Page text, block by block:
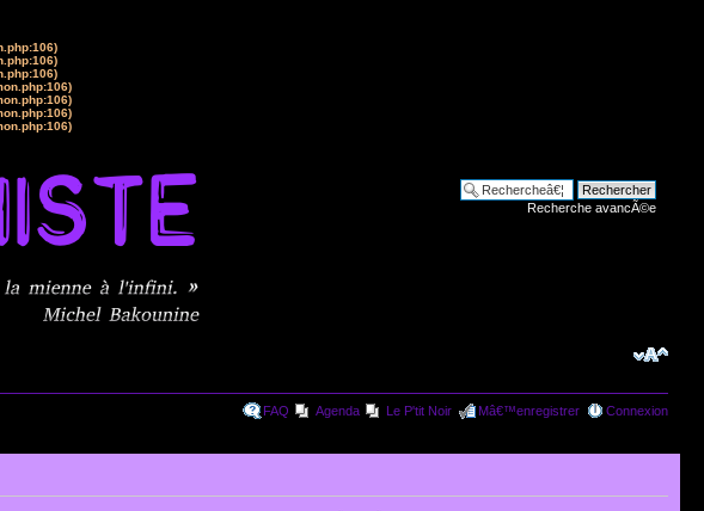
Recherche avancÃ©e
FAQ Agenda Le P'tit Noir Mâ€™enregistrer Connexion